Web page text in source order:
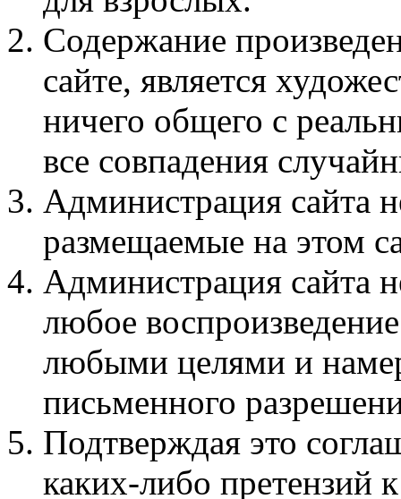
Содержание
сайте, является
ничего общего с
все совпадения
Администрация сайта
размещаемые на этом
Администрация сайта
любое
любыми целями и
письменного
Подтверждая это
каких-либо претензий